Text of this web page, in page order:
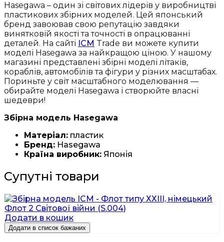
Hasegawa – один зі світових лідерів у виробництві
пластикових збірних моделей. Цей японський
бренд завоював свою репутацію завдяки
винятковій якості та точності в опрацюванні
деталей. На сайті ICM Trade ви можете купити
моделі Hasegawa за найкращою ціною. У нашому
магазині представлені збірні моделі літаків,
кораблів, автомобілів та фігури у різних масштабах.
Пориньте у світ масштабного моделювання —
обирайте моделі Hasegawa і створюйте власні
шедеври!
Збірна модель Hasegawa
Матеріал: пластик
Бренд: Hasegawa
Країна виробник: Японія
Супутні товари
Додати в кошик
Додати в список бажаних